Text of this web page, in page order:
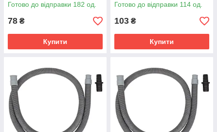
Готово до відправки 182 од.
78 ₴
Купити
Готово до відправки 114 од.
103 ₴
Купити